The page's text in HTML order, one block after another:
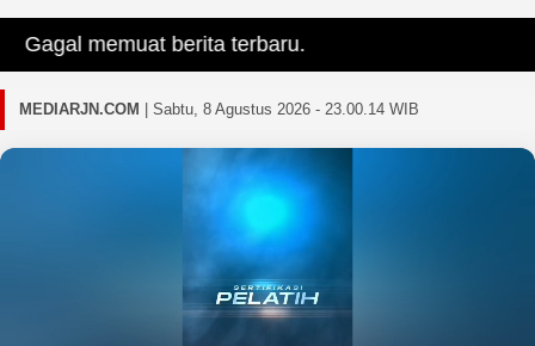
memuat berita terbaru.
MEDIARJN.COM Sabtu, 8 Agustus 2026 - 23.00.15 WIB